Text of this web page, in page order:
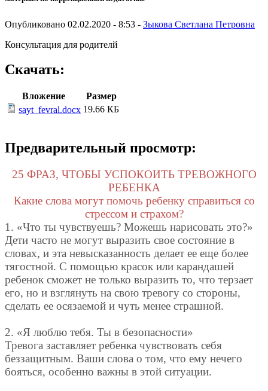
Опубликовано 02.02.2020 - 8:53 - Зыкова Светлана Петровна
Консультация для родителй
Скачать:
Вложение
Размер
sayt_fevral.docx 19.66 КБ
Предварительный просмотр:
25 ФРАЗ, ЧТОБЫ УСПОКОИТЬ ТРЕВОЖНОГО
РЕБЕНКА
Какие слова могут помочь ребенку справиться со
стрессом и страхом?
1. «Что ты чувствуешь? Можешь нарисовать это?»
Дети часто не могут выразить свое состояние в
словах, и эта невысказанность делает ее еще более
тягостной. С помощью красок или карандашей
ребенок сможет не только выразить то, что терзает
его, но и взглянуть на свою тревогу со стороны,
сделать ее осязаемой и чуть менее страшной.
2. «Я люблю тебя. Ты в безопасности»
Тревога заставляет ребенка чувствовать себя
беззащитным. Ваши слова о том, что ему нечего
бояться, особенно важны в этой ситуации.